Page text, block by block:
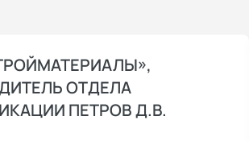
ОТДЕЛА
ПЕТРОВ Д.В.